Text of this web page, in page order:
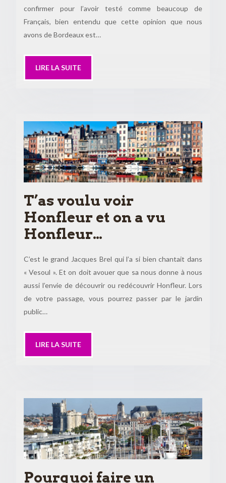
confirmer pour l’avoir testé comme beaucoup de
Français, bien entendu que cette opinion que nous
avons de Bordeaux est…
LIRE LA SUITE
T’as voulu voir
Honfleur et on a vu
Honfleur…
C’est le grand Jacques Brel qui l’a si bien chantait dans
« Vesoul ». Et on doit avouer que sa nous donne à nous
aussi l’envie de découvrir ou redécouvrir Honfleur. Lors
de votre passage, vous pourrez passer par le jardin
public…
LIRE LA SUITE
Pourquoi faire un